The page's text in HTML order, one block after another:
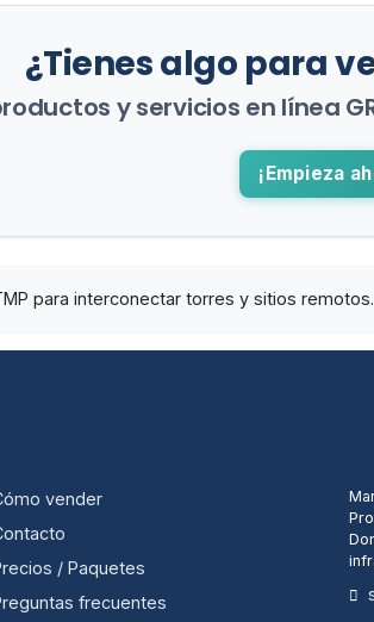
¿Tienes algo para
y servicios en línea
¡Empieza
para interconectar torres y sitios remotos.
vender
/ Paquetes
frecuentes